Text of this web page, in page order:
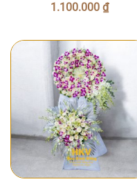
1.100.000 ₫